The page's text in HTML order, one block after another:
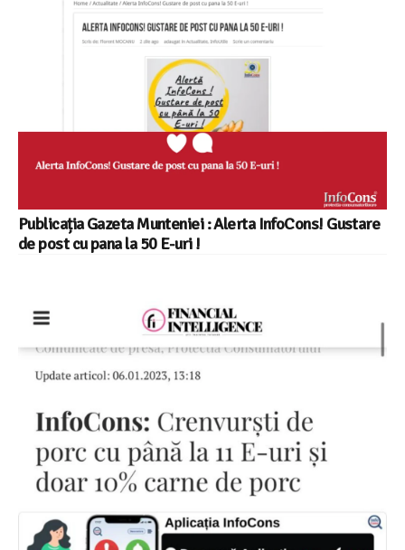
Publicația Gazeta Munteniei : Alerta InfoCons! Gustare
de post cu pana la 50 E-uri !